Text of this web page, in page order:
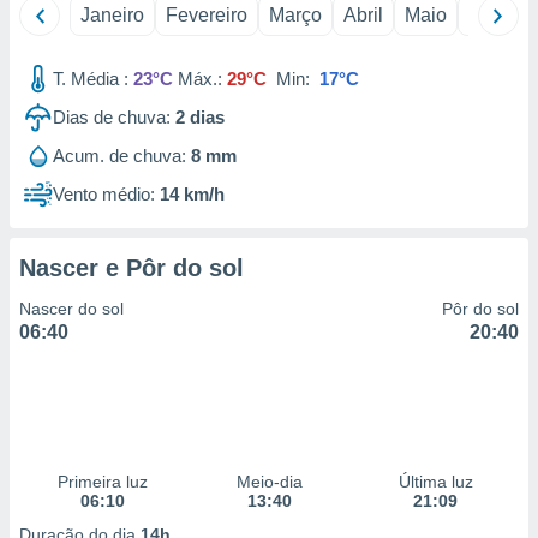
utilizar
criar
da
dos
melhorar
dados
Janeiro Fevereiro Março Abril Maio Junho
T. Média : 23°C Máx.: 29°C Min: 17°C
Dias de chuva: 2 dias
Acum. de chuva: 8 mm
Vento médio: 14 km/h
Nascer e Pôr do sol
Nascer do sol
06:40
Pôr do sol
20:40
Primeira luz
06:10
Meio-dia
13:40
Última luz
21:09